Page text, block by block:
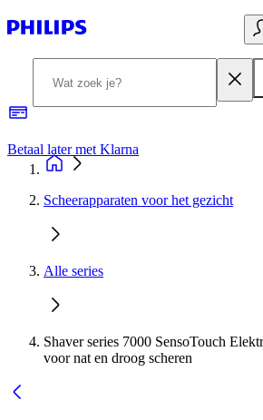
Betaal later met Klarna
Scheerapparaten voor het gezicht
Alle series
Shaver series 7000 SensoTouch
voor nat en droog scheren